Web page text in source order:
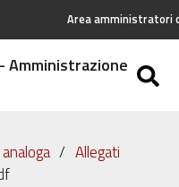
Area amministratori
Amministrazione
Allegati